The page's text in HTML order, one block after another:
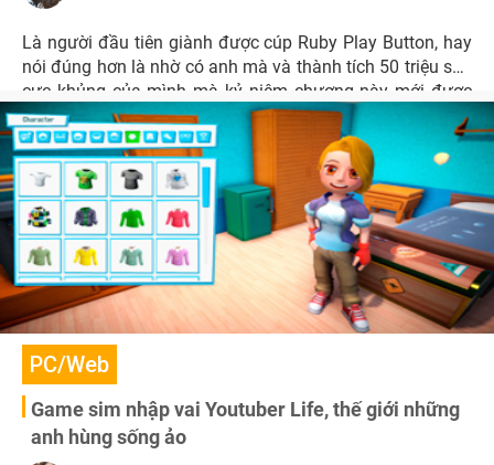
Là người đầu tiên giành được cúp Ruby Play Button, hay
nói đúng hơn là nhờ có anh mà và thành tích 50 triệu sub
cực khủng của mình mà kỷ niệm chương này mới được
tạo ra.
PC/Web
Game sim nhập vai Youtuber Life, thế giới những
anh hùng sống ảo